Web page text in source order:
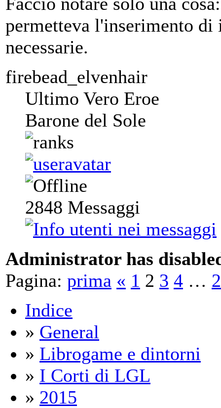
permetteva l'inserimento
necessarie.
firebead_elvenhair
Ultimo Vero Eroe
Barone del Sole
2848 Messaggi
Administrator has
Pagina: prima « 1 2 3 4 …
Indice
» General
» Librogame e dintorni
» I Corti di LGL
» 2015